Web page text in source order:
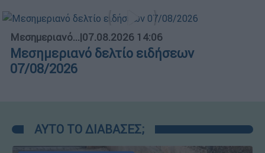
Μεσημεριανό...|07.08.2026 14:06
Μεσημεριανό δελτίο ειδήσεων
07/08/2026
ΑΥΤΟ ΤΟ ΔΙΑΒΑΣΕΣ;